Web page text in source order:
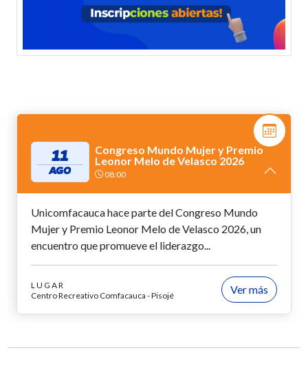
11
AGO
Congreso Mundo Mujer y Premio
Leonor Melo de Velasco 2026
08:00
Unicomfacauca hace parte del Congreso Mundo
Mujer y Premio Leonor Melo de Velasco 2026, un
encuentro que promueve el liderazgo...
LUGAR
Centro Recreativo Comfacauca - Pisojé
Ver más